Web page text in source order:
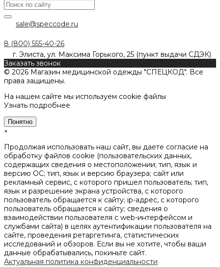
sale@speccode.ru
8 (800) 555-40-26
г. Элиста, ул. Максима Горького, 25 (пункт выдачи СДЭК)
Заказать звонок
© 2026 Магазин медицинской одежды "СПЕЦКОД". Все
права защищены.
На нашем сайте мы используем cookie файлы
Узнать подробнее
Понятно
×
Продолжая использовать наш сайт, вы даете согласие на
обработку файлов cookie (пользовательских данных,
содержащих сведения о местоположении; тип, язык и
версию ОС; тип, язык и версию браузера; сайт или
рекламный сервис, с которого пришел пользователь; тип,
язык и разрешение экрана устройства, с которого
пользователь обращается к сайту; ip-адрес, с которого
пользователь обращается к сайту; сведения о
взаимодействии пользователя с web-интерфейсом и
службами сайта) в целях аутентификации пользователя на
сайте, проведения ретаргетинга, статистических
исследований и обзоров. Если вы не хотите, чтобы ваши
данные обрабатывались, покиньте сайт.
Актуальная политика конфиденциальности